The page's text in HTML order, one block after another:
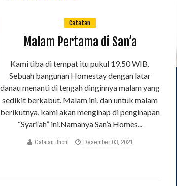
Catatan
Malam Pertama di San’a
Kami tiba di tempat itu pukul 19.50 WIB.
Sebuah bangunan Homestay dengan latar
danau menanti di tengah dinginnya malam yang
sedikit berkabut. Malam ini, dan untuk malam
berikutnya, kami akan menginap di penginapan
“Syari’ah” ini.Namanya San’a Homes...
Catatan Jhoni Desember 03, 2021